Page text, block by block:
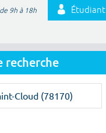
9h à 18h Étudiant
recherche